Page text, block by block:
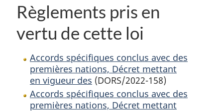
Règlements pris en
vertu de cette loi
Accords spécifiques conclus avec des
premières nations, Décret mettant
en vigueur des (DORS/2022-158)
Accords spécifiques conclus avec des
premières nations, Décret mettant